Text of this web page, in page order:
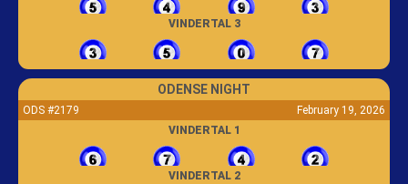
VINDERTAL 3
ODENSE NIGHT
ODS #2179
February 19, 2026
VINDERTAL 1
VINDERTAL 2